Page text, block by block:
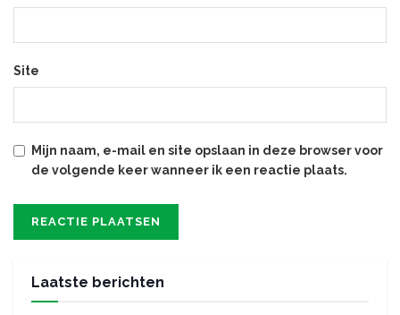
Site
Mijn naam, e-mail en site opslaan in deze browser voor
de volgende keer wanneer ik een reactie plaats.
Laatste berichten